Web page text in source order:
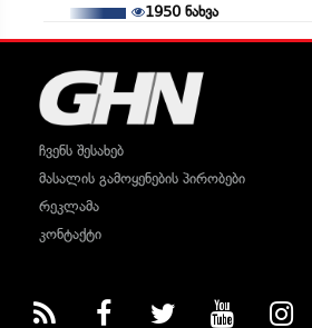
1950ნახვა
ჩვენს შესახებ
მასალის გამოყენების პირობები
რეკლამა
კონტაქტი